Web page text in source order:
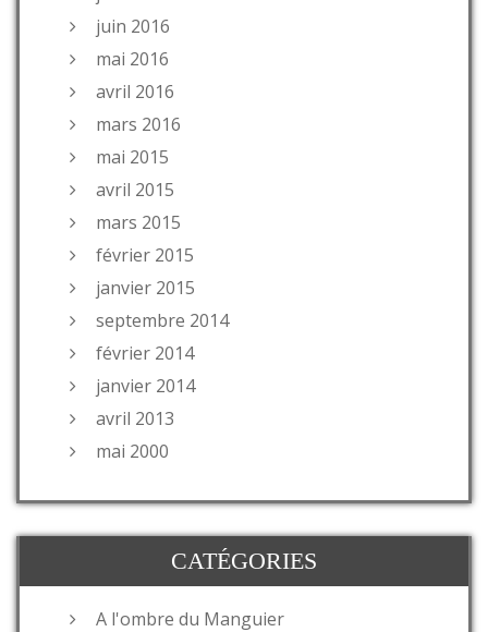
juin 2016
mai 2016
avril 2016
mars 2016
mai 2015
avril 2015
mars 2015
février 2015
janvier 2015
septembre 2014
février 2014
janvier 2014
avril 2013
mai 2000
CATÉGORIES
A l'ombre du Manguier